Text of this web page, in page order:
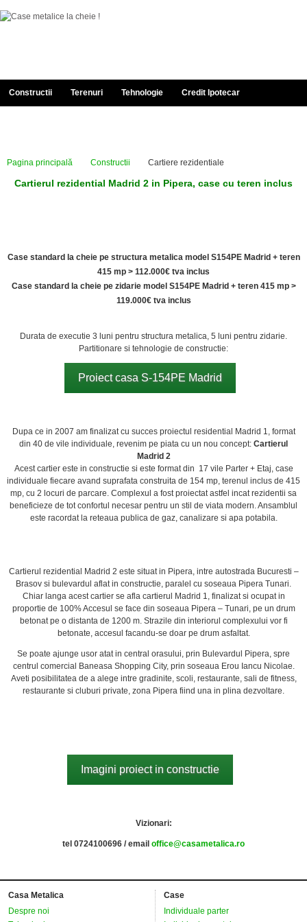
Constructii Terenuri Tehnologie Credit Ipotecar
Pagina principală Constructii Cartiere rezidentiale
Cartierul rezidential Madrid 2 in Pipera, case cu teren inclus
Case standard la cheie pe structura metalica model S154PE Madrid + teren
415 mp > 112.000€ tva inclus
Case standard la cheie pe zidarie model S154PE Madrid + teren 415 mp >
119.000€ tva inclus
Durata de executie 3 luni pentru structura metalica, 5 luni pentru zidarie.
Partitionare si tehnologie de constructie:
Proiect casa S-154PE Madrid
Dupa ce in 2007 am finalizat cu succes proiectul residential Madrid 1, format
din 40 de vile individuale, revenim pe piata cu un nou concept: Cartierul
Madrid 2
Acest cartier este in constructie si este format din 17 vile Parter + Etaj, case
individuale fiecare avand suprafata construita de 154 mp, terenul inclus de 415
mp, cu 2 locuri de parcare. Complexul a fost proiectat astfel incat rezidentii sa
beneficieze de tot confortul necesar pentru un stil de viata modern. Ansamblul
este racordat la reteaua publica de gaz, canalizare si apa potabila.
Cartierul rezidential Madrid 2 este situat in Pipera, intre autostrada Bucuresti –
Brasov si bulevardul aflat in constructie, paralel cu soseaua Pipera Tunari.
Chiar langa acest cartier se afla cartierul Madrid 1, finalizat si ocupat in
proportie de 100% Accesul se face din soseaua Pipera – Tunari, pe un drum
betonat pe o distanta de 1200 m. Strazile din interiorul complexului vor fi
betonate, accesul facandu-se doar pe drum asfaltat.
Se poate ajunge usor atat in central orasului, prin Bulevardul Pipera, spre
centrul comercial Baneasa Shopping City, prin soseaua Erou Iancu Nicolae.
Aveti posibilitatea de a alege intre gradinite, scoli, restaurante, sali de fitness,
restaurante si cluburi private, zona Pipera fiind una in plina dezvoltare.
Imagini proiect in constructie
Vizionari:
tel 0724100696 / email office@casametalica.ro
Casa Metalica
Despre noi
Case
Individuale parter